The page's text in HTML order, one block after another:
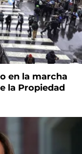
en la marcha
la Propiedad